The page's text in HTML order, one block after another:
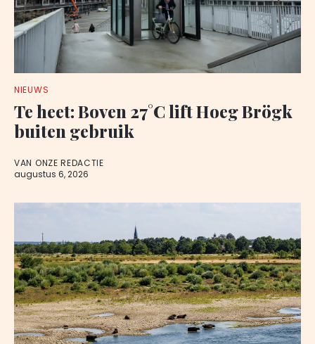
NIEUWS
Te heet: Boven 27°C lift Hoeg Brögk
buiten gebruik
VAN ONZE REDACTIE
augustus 6, 2026